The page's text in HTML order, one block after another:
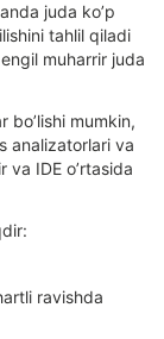
juda ko’p
tahlil qiladi
muharrir juda
bo’lishi mumkin,
analizatorlari va
IDE o’rtasida
ravishda